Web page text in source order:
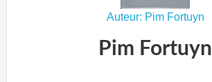
Auteur: Pim Fortuyn
Pim Fortuyn